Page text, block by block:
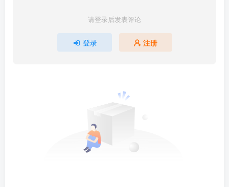
请登录后发表评论
登录 注册